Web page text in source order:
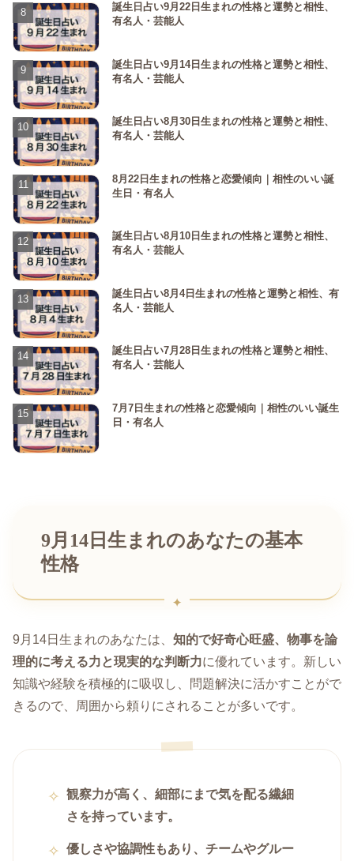
誕生日占い9月22日生まれの性格と運勢と相性、
有名人・芸能人
誕生日占い9月14日生まれの性格と運勢と相性、
有名人・芸能人
誕生日占い8月30日生まれの性格と運勢と相性、
有名人・芸能人
8月22日生まれの性格と恋愛傾向｜相性のいい誕
生日・有名人
誕生日占い8月10日生まれの性格と運勢と相性、
有名人・芸能人
誕生日占い8月4日生まれの性格と運勢と相性、有
名人・芸能人
誕生日占い7月28日生まれの性格と運勢と相性、
有名人・芸能人
7月7日生まれの性格と恋愛傾向｜相性のいい誕生
日・有名人
9月14日生まれのあなたの基本
性格
9月14日生まれのあなたは、 知的で好奇心旺盛、物事を論
理的に考える力と現実的な判断力に優れています。新しい
知識や経験を積極的に吸収し、問題解決に活かすことがで
きるので、周囲から頼りにされることが多いです。
観察力が高く、細部にまで気を配る繊細
さを持っています。
優しさや協調性もあり、チームやグルー